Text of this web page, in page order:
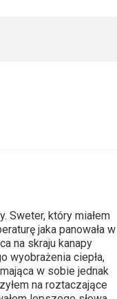
Sweter, który miałem
jaka panowała w
na skraju kanapy
wyobrażenia ciepła,
w sobie jednak
na roztaczające